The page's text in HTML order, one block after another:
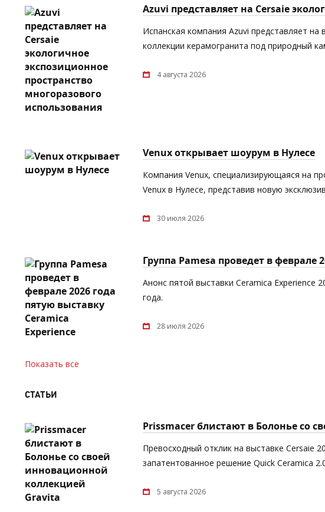
Azuvi представляет на Cersaie
Испанская компания Azuvi представляет
коллекции керамогранита под природный
4 августа 2026
Venux открывает шоурум в Нулесе
Компания Venux, специализирующаяся на
Venux в Нулесе, представив новую
30 июля 2026
Группа Pamesa проведет в феврале
Анонс пятой выставки Ceramica Experience
года.
28 июля 2026
Показать все
СТАТЬИ
Prissmacer блистают в Болонье со
Превосходный отклик на выставке Cersaie
запатентованное решение Quick Ceramica
5 августа 2026